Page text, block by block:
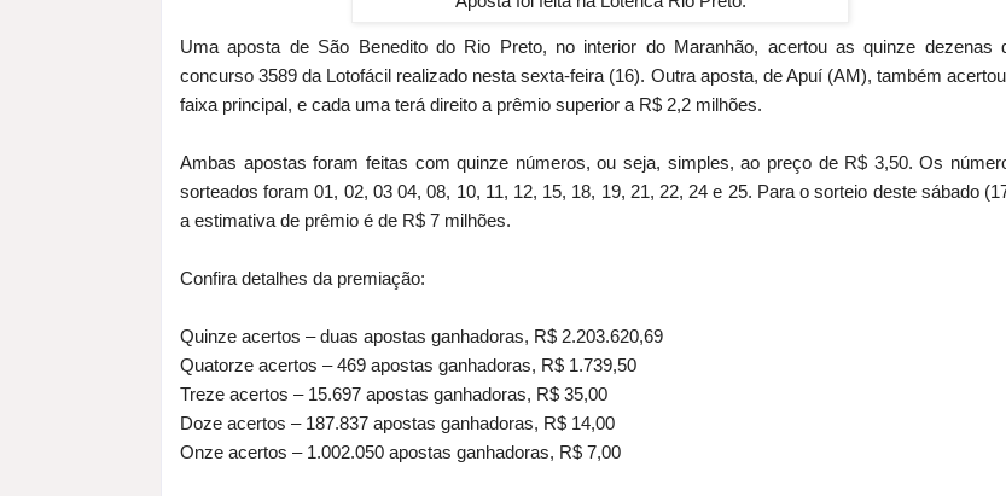
Uma aposta de São Benedito do Rio Preto, no interior do Maranhão, acertou as quinze dezenas
concurso 3589 da Lotofácil realizado nesta sexta-feira (16). Outra aposta, de Apuí (AM), também
faixa principal, e cada uma terá direito a prêmio superior a R$ 2,2 milhões.
Ambas apostas foram feitas com quinze números, ou seja, simples, ao preço de R$ 3,50. Os
sorteados foram 01, 02, 03 04, 08, 10, 11, 12, 15, 18, 19, 21, 22, 24 e 25. Para o sorteio deste sábado
a estimativa de prêmio é de R$ 7 milhões.
Confira detalhes da premiação:
Quinze acertos – duas apostas ganhadoras, R$ 2.203.620,69
Quatorze acertos – 469 apostas ganhadoras, R$ 1.739,50
Treze acertos – 15.697 apostas ganhadoras, R$ 35,00
Doze acertos – 187.837 apostas ganhadoras, R$ 14,00
Onze acertos – 1.002.050 apostas ganhadoras, R$ 7,00